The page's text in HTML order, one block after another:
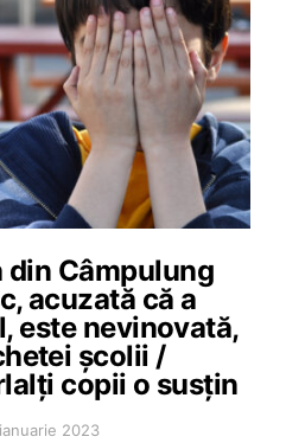
din Câmpulung
acuzată că a
este nevinovată,
școlii /
copii o susțin
2023